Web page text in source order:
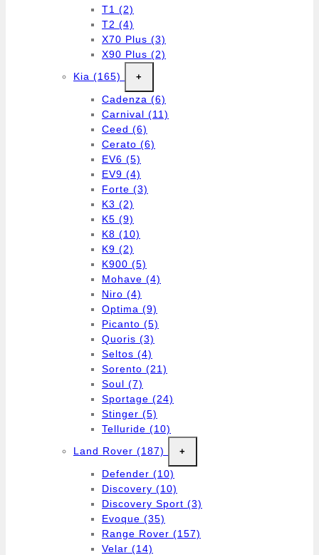
T1 (2)
T2 (4)
X70 Plus (3)
X90 Plus (2)
Kia (165) +
Cadenza (6)
Carnival (11)
Ceed (6)
Cerato (6)
EV6 (5)
EV9 (4)
Forte (3)
K3 (2)
K5 (9)
K8 (10)
K9 (2)
K900 (5)
Mohave (4)
Niro (4)
Optima (9)
Picanto (5)
Quoris (3)
Seltos (4)
Sorento (21)
Soul (7)
Sportage (24)
Stinger (5)
Telluride (10)
Land Rover (187) +
Defender (10)
Discovery (10)
Discovery Sport (3)
Evoque (35)
Range Rover (157)
Velar (14)